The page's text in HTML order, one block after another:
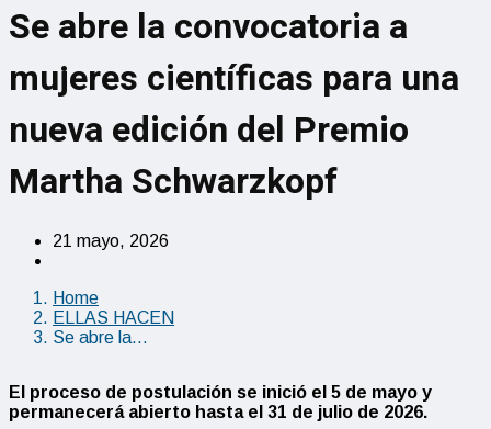
Se abre la convocatoria a
mujeres científicas para una
nueva edición del Premio
Martha Schwarzkopf
21 mayo, 2026
Home
ELLAS HACEN
Se abre la…
El proceso de postulación se inició el 5 de mayo y
permanecerá abierto hasta el 31 de julio de 2026.